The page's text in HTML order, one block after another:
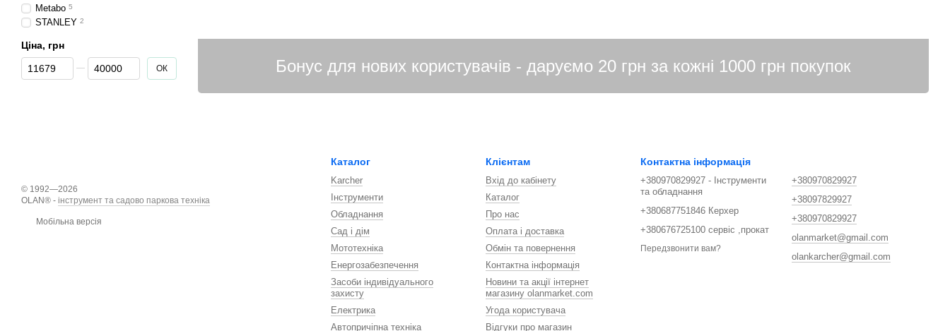
Metabo 5
STANLEY 2
Ціна, грн
Від Ціна, грн
До Ціна, грн ОК
© 1992—2026
OLAN® - інструмент та садово паркова техніка
Мобільна версія
Каталог
Karcher
Інструменти
Обладнання
Сад і дім
Мототехніка
Енергозабезпечення
Засоби індивідуального
захисту
Електрика
Автопричіпна техніка
Клієнтам
Вхід до кабінету
Каталог
Про нас
Оплата і доставка
Обмін та повернення
Контактна інформація
Новини та акції інтернет
магазину olanmarket.com
Угода користувача
Відгуки про магазин
Контактна інформація
+380970829927 - Інструменти
та обладнання
+380687751846 Керхер
+380676725100 сервіс ,прокат
Передзвонити вам?
+380970829927
+38097829927
+380970829927
olanmarket@gmail.com
olankarcher@gmail.com